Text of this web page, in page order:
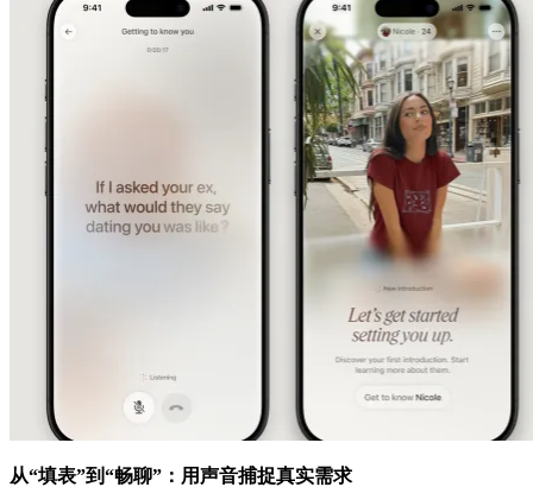
从“填表”到“畅聊”：用声音捕捉真实需求